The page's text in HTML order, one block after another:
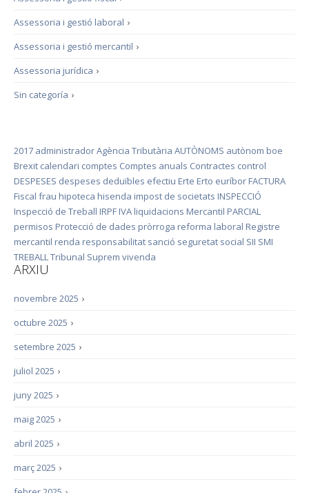
›
Assessoria i gestió laboral
›
Assessoria i gestió mercantil
›
Assessoria jurídica
›
Sin categoría
2017 administradorAgència Tributària AUTÒNOMS autònom boe
Brexit calendari comptes Comptes anuals Contractes control
DESPESES despeses deduïbles efectiu Erte Erto euríbor FACTURA
Fiscal frau hipoteca hisenda impost de societats INSPECCIÓ
Inspecció de Treball IRPF IVA liquidacions Mercantil PARCIAL
permisos Protecció de dades pròrroga reforma laboral Registre
mercantil renda responsabilitat sanció seguretat social SII SMI
TREBALLTribunal Suprem vivenda
ARXIU
›
novembre 2025
›
octubre 2025
›
setembre 2025
›
juliol 2025
›
juny 2025
›
maig 2025
›
abril 2025
›
març 2025